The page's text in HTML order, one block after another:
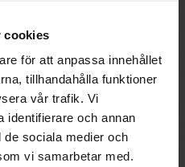
cookies
för att anpassa innehållet
tillhandahålla funktioner
vår trafik. Vi
identifierare och annan
de sociala medier och
vi samarbetar med.
White